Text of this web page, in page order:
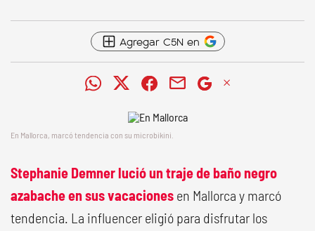
Agregar C5N en
En Mallorca, marcó tendencia con su microbikini.
Stephanie Demner lució un traje de baño negro
azabache en sus vacaciones en Mallorca y marcó
tendencia. La influencer eligió para disfrutar los